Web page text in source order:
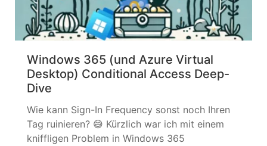
Windows 365 (und Azure Virtual
Desktop) Conditional Access Deep-
Dive
Wie kann Sign-In Frequency sonst noch Ihren
Tag ruinieren? 😅 Kürzlich war ich mit einem
kniffligen Problem in Windows 365